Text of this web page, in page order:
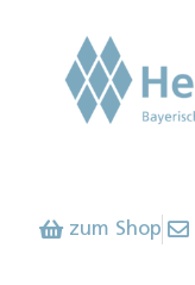
zum Shop